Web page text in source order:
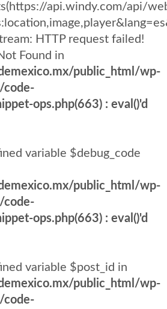
api.windy.com/api/
HTTP request failed!
Found in
public_html/wp-
code-
ops.php(663) : eval()'d
variable $debug_code
public_html/wp-
code-
ops.php(663) : eval()'d
variable $post_id in
public_html/wp-
code-